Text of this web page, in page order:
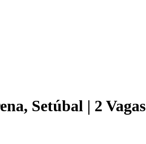
Setúbal | 2 Vagas